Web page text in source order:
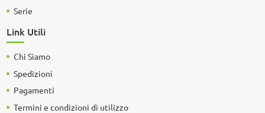
Serie
Link Utili
Chi Siamo
Spedizioni
Pagamenti
Termini e condizioni di utilizzo